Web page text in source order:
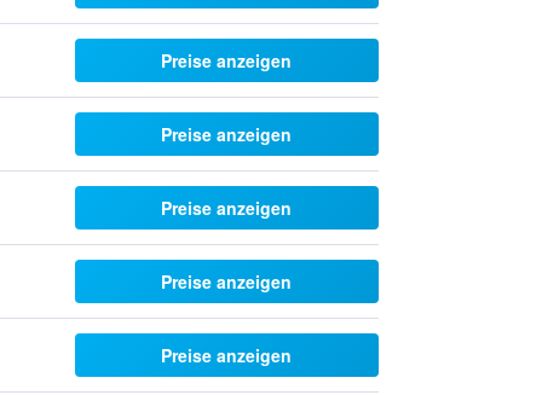
Preise anzeigen
Preise anzeigen
Preise anzeigen
Preise anzeigen
Preise anzeigen